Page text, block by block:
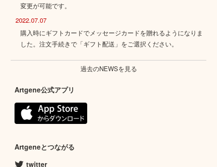
変更が可能です。
2022.07.07
購入時にギフトカードでメッセージカードを贈れるようになりま
した。注文手続きで「ギフト配送」をご選択ください。
過去のNEWSを見る
Artgene公式アプリ
Artgeneとつながる
twitter